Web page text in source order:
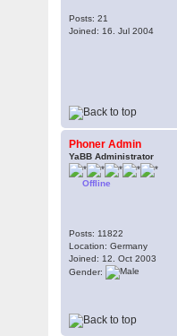
Posts: 21
Joined: 16. Jul 2004
Phoner Admin
YaBB Administrator
Offline
Posts: 11822
Location: Germany
Joined: 12. Oct 2003
Gender: